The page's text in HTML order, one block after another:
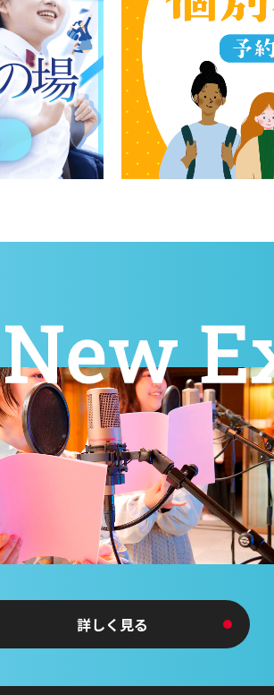
詳しく見る